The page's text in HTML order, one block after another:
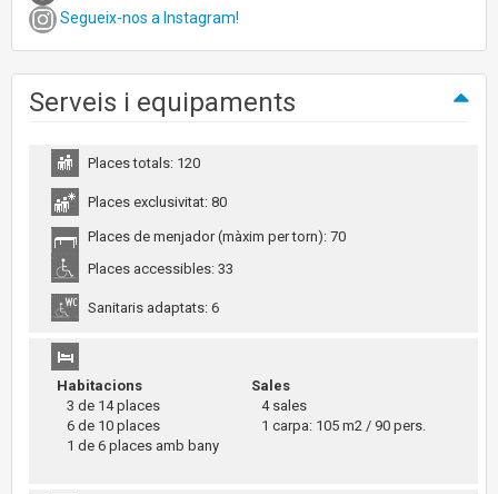
Segueix-nos a Instagram!
Serveis i equipaments
Places totals: 120
Places exclusivitat: 80
Places de menjador (màxim per torn): 70
Places accessibles: 33
Sanitaris adaptats: 6
Habitacions
3 de 14 places
6 de 10 places
1 de 6 places amb bany
Sales
4 sales
1 carpa: 105 m2 / 90 pers.